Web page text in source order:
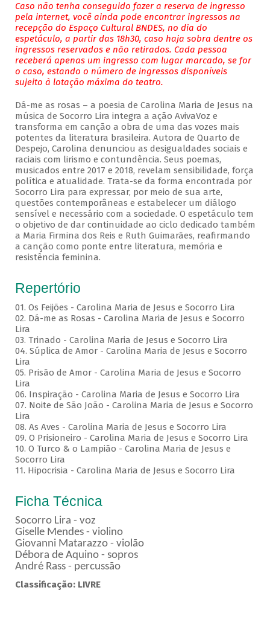
Caso não tenha conseguido fazer a reserva de ingresso
pela internet, você ainda pode encontrar ingressos na
recepção do Espaço Cultural BNDES, no dia do
espetáculo, a partir das 18h30, caso haja sobra dentre os
ingressos reservados e não retirados. Cada pessoa
receberá apenas um ingresso com lugar marcado, se for
o caso, estando o número de ingressos disponíveis
sujeito à lotação máxima do teatro.
Dá-me as rosas – a poesia de Carolina Maria de Jesus na
música de Socorro Lira integra a ação AvivaVoz e
transforma em canção a obra de uma das vozes mais
potentes da literatura brasileira. Autora de Quarto de
Despejo, Carolina denunciou as desigualdades sociais e
raciais com lirismo e contundência. Seus poemas,
musicados entre 2017 e 2018, revelam sensibilidade, força
política e atualidade. Trata-se da forma encontrada por
Socorro Lira para expressar, por meio de sua arte,
questões contemporâneas e estabelecer um diálogo
sensível e necessário com a sociedade. O espetáculo tem
o objetivo de dar continuidade ao ciclo dedicado também
a Maria Firmina dos Reis e Ruth Guimarães, reafirmando
a canção como ponte entre literatura, memória e
resistência feminina.
Repertório
01. Os Feijões - Carolina Maria de Jesus e Socorro Lira
02. Dá-me as Rosas - Carolina Maria de Jesus e Socorro
Lira
03. Trinado - Carolina Maria de Jesus e Socorro Lira
04. Súplica de Amor - Carolina Maria de Jesus e Socorro
Lira
05. Prisão de Amor - Carolina Maria de Jesus e Socorro
Lira
06. Inspiração - Carolina Maria de Jesus e Socorro Lira
07. Noite de São João - Carolina Maria de Jesus e Socorro
Lira
08. As Aves - Carolina Maria de Jesus e Socorro Lira
09. O Prisioneiro - Carolina Maria de Jesus e Socorro Lira
10. O Turco & o Lampião - Carolina Maria de Jesus e
Socorro Lira
11. Hipocrisia - Carolina Maria de Jesus e Socorro Lira
Ficha Técnica
Socorro Lira - voz
Giselle Mendes - violino
Giovanni Matarazzo - violão
Débora de Aquino - sopros
André Rass - percussão
Classificação: LIVRE